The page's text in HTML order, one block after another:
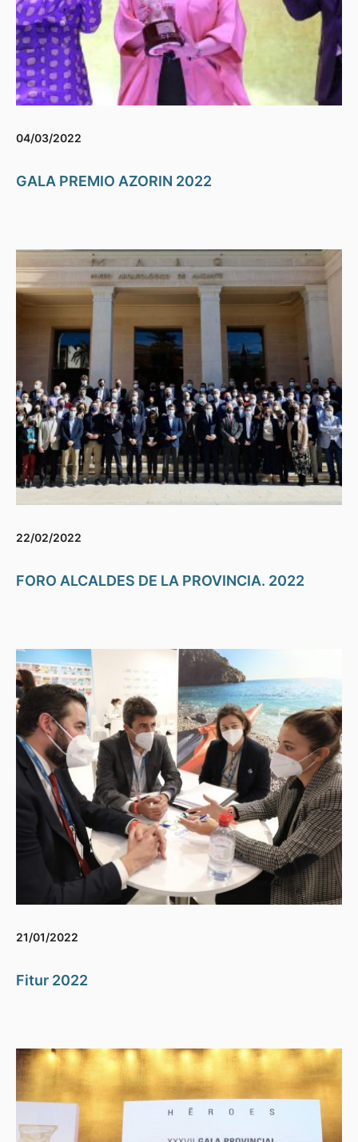
04/03/2022
GALA PREMIO AZORIN 2022
22/02/2022
FORO ALCALDES DE LA PROVINCIA. 2022
21/01/2022
Fitur 2022